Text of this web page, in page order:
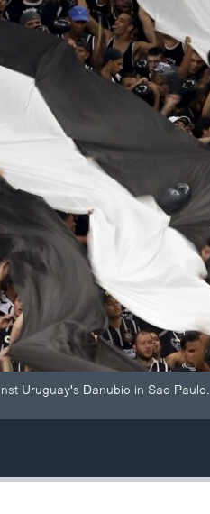
Uruguay's Danubio in Sao Paulo.